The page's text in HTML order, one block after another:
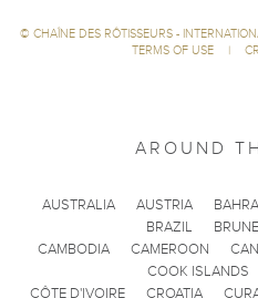
© CHAÎNE DES RÔTISSEURS -
TERMS OF USE
|
AROUND
AUSTRALIA AUSTRIA
BRAZIL
CAMBODIA
CAMEROON
COOK ISLANDS
CÔTE D'IVOIRE
CROATIA